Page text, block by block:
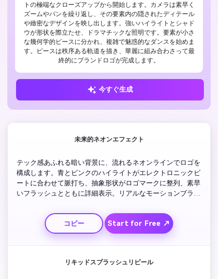
トの極端なクローズアップから開始します。カメラは素早く
ズームやパンを繰り返し、その要素内の隠されたディテール
や緻密なデザインを映し出します。強いハイライトとシャド
ウが形状を際立たせ、ドラマチックな照明です。要素が小さ
な幾何学的ピースに分かれ、複雑で魅惑的なダンスを始めま
す。ピースは秩序ある軌道を描き、華麗に組み合わさって最
終的にブランドロゴが完成します。
今すぐ生成
未来的ネオンエフェクト
テック感あふれる暗い背景に、流れるネオンラインでロゴを
構成します。青とピンクのハイライトがエレクトロニックビ
ートに合わせて脈打ち、抽象形状がロゴマークに整列、素早
いフラッシュとともに詳細表示。リアルなモーションブラー
フェッショナルな仕上げ。
コピー
Start for Free ↗
リキッドスプラッシュリビール